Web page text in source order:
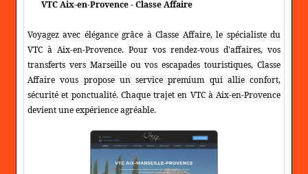
VTC Aix-en-Provence - Classe Affaire
Voyagez avec élégance grâce à Classe Affaire, le spécialiste du
VTC à Aix-en-Provence. Pour vos rendez-vous d'affaires, vos
transferts vers Marseille ou vos escapades touristiques, Classe
Affaire vous propose un service premium qui allie confort,
sécurité et ponctualité. Chaque trajet en VTC à Aix-en-Provence
devient une expérience agréable.